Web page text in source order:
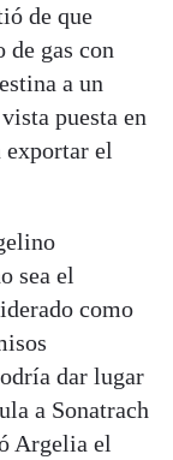
de que
gas con
a un
puesta en
exportar el
sea el
como
dar lugar
a Sonatrach
Argelia el